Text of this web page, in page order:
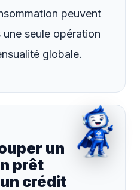
peuvent
seule opération
globale.
un
prêt
crédit